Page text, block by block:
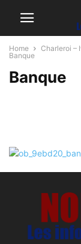
Home
Charleroi –
Banque
Banque